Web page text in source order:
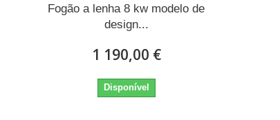
Fogão a lenha 8 kw modelo de
design...
1 190,00 €
Disponível